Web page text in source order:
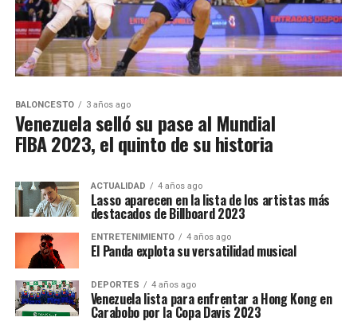
BALONCESTO 3 años ago
Venezuela selló su pase al Mundial
FIBA 2023, el quinto de su historia
ACTUALIDAD 4 años ago
Lasso aparecen en la lista de los artistas más
destacados de Billboard 2023
ENTRETENIMIENTO 4 años ago
El Panda explota su versatilidad musical
DEPORTES 4 años ago
Venezuela lista para enfrentar a Hong Kong en
Carabobo por la Copa Davis 2023